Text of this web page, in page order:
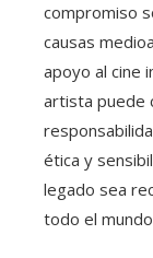
compromiso
causas
apoyo al cine
artista puede
ética y
legado sea
todo el